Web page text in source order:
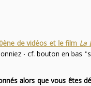
de vidéos et le film La
- cf. bouton en
alors que vous êtes